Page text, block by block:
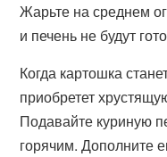
Жарьте на среднем
и печень не будут
Когда картошка
приобретет
Подавайте куриную
горячим. Дополните